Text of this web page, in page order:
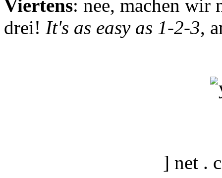
Viertens: nee, machen wir
drei! It's as easy as 1-2-3,
] net .